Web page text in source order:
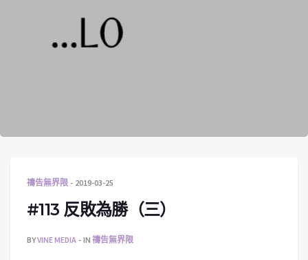
禱告無界限 2019-03-25
#113 反敗為勝（三）
BYVINE MEDIA IN 禱告無界限